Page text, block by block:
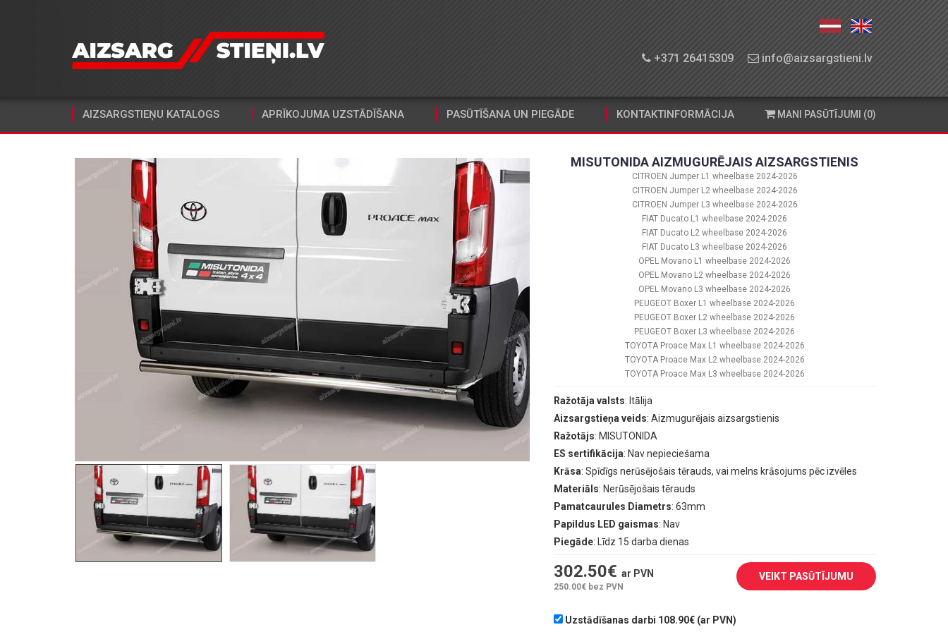
+371 26415309 info@aizsargstieni.lv
AIZSARGSTIEŅU KATALOGS APRĪKOJUMA UZSTĀDĪŠANA PASŪTĪŠANA UN PIEGĀDE KONTAKTINFORMĀCIJA MANI PASŪTĪJUMI (0)
MISUTONIDA AIZMUGURĒJAIS AIZSARGSTIENIS
CITROEN Jumper L1 wheelbase 2024-2026
CITROEN Jumper L2 wheelbase 2024-2026
CITROEN Jumper L3 wheelbase 2024-2026
FIAT Ducato L1 wheelbase 2024-2026
FIAT Ducato L2 wheelbase 2024-2026
FIAT Ducato L3 wheelbase 2024-2026
OPEL Movano L1 wheelbase 2024-2026
OPEL Movano L2 wheelbase 2024-2026
OPEL Movano L3 wheelbase 2024-2026
PEUGEOT Boxer L1 wheelbase 2024-2026
PEUGEOT Boxer L2 wheelbase 2024-2026
PEUGEOT Boxer L3 wheelbase 2024-2026
TOYOTA Proace Max L1 wheelbase 2024-2026
TOYOTA Proace Max L2 wheelbase 2024-2026
TOYOTA Proace Max L3 wheelbase 2024-2026
Ražotāja valsts: Itālija
Aizsargstieņa veids: Aizmugurējais aizsargstienis
Ražotājs: MISUTONIDA
ES sertifikācija: Nav nepieciešama
Krāsa: Spīdīgs nerūsējošais tērauds, vai melns krāsojums pēc izvēles
Materiāls: Nerūsējošais tērauds
Pamatcaurules Diametrs: 63mm
Papildus LED gaismas: Nav
Piegāde: Līdz 15 darba dienas
302.50€ ar PVN
250.00€ bez PVN
VEIKT PASŪTĪJUMU
Uzstādīšanas darbi 108.90€ (ar PVN)